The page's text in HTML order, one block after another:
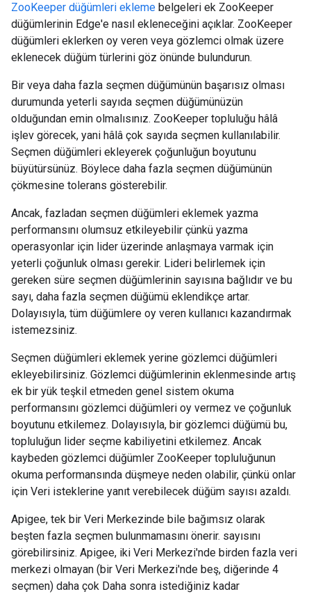
ZooKeeper düğümleri ekleme belgeleri ek ZooKeeper
düğümlerinin Edge'e nasıl ekleneceğini açıklar. ZooKeeper
düğümleri eklerken oy veren veya gözlemci olmak üzere
eklenecek düğüm türlerini göz önünde bulundurun.
Bir veya daha fazla seçmen düğümünün başarısız olması
durumunda yeterli sayıda seçmen düğümünüzün
olduğundan emin olmalısınız. ZooKeeper topluluğu hâlâ
işlev görecek, yani hâlâ çok sayıda seçmen kullanılabilir.
Seçmen düğümleri ekleyerek çoğunluğun boyutunu
büyütürsünüz. Böylece daha fazla seçmen düğümünün
çökmesine tolerans gösterebilir.
Ancak, fazladan seçmen düğümleri eklemek yazma
performansını olumsuz etkileyebilir çünkü yazma
operasyonlar için lider üzerinde anlaşmaya varmak için
yeterli çoğunluk olması gerekir. Lideri belirlemek için
gereken süre seçmen düğümlerinin sayısına bağlıdır ve bu
sayı, daha fazla seçmen düğümü eklendikçe artar.
Dolayısıyla, tüm düğümlere oy veren kullanıcı kazandırmak
istemezsiniz.
Seçmen düğümleri eklemek yerine gözlemci düğümleri
ekleyebilirsiniz. Gözlemci düğümlerinin eklenmesinde artış
ek bir yük teşkil etmeden genel sistem okuma
performansını gözlemci düğümleri oy vermez ve çoğunluk
boyutunu etkilemez. Dolayısıyla, bir gözlemci düğümü bu,
topluluğun lider seçme kabiliyetini etkilemez. Ancak
kaybeden gözlemci düğümler ZooKeeper topluluğunun
okuma performansında düşmeye neden olabilir, çünkü onlar
için Veri isteklerine yanıt verebilecek düğüm sayısı azaldı.
Apigee, tek bir Veri Merkezinde bile bağımsız olarak
beşten fazla seçmen bulunmamasını önerir. sayısını
görebilirsiniz. Apigee, iki Veri Merkezi'nde birden fazla veri
merkezi olmayan (bir Veri Merkezi'nde beş, diğerinde 4
seçmen) daha çok Daha sonra istediğiniz kadar